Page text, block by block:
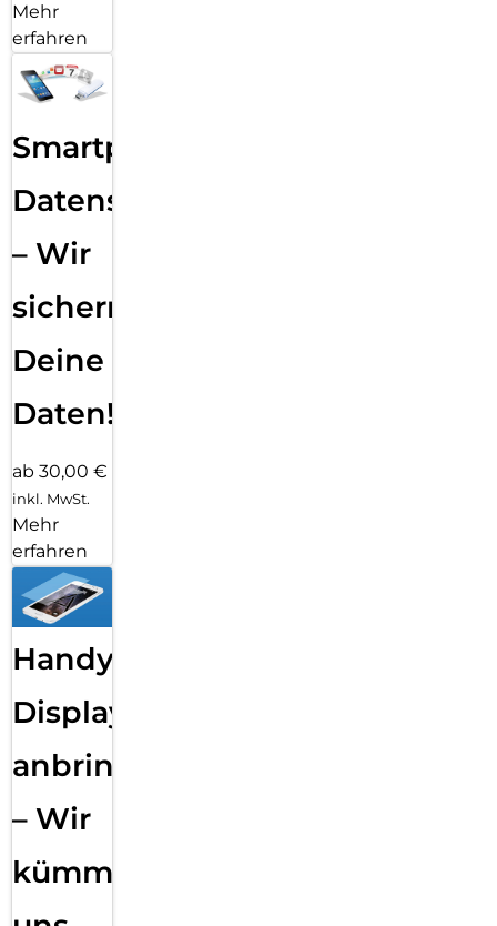
Mehr
erfahren
Smartphone
Datensicherung
– Wir
sichern
Deine
Daten!
ab 30,00 €
inkl. MwSt.
Mehr
erfahren
Handy
Displayfolie
anbringen
– Wir
kümmern